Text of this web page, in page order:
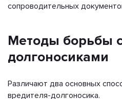
сопроводительных
Методы борьбы
долгоносиками
Различают два основных
вредителя-долгоносика.